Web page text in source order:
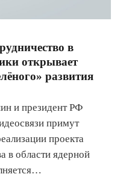
в
открывает
развития
и президент РФ
примут
проекта
в области ядерной